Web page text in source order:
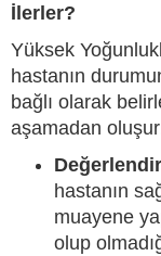
İlerler?
Yüksek
hastanın
bağlı olarak
aşamadan
hastanın
muayene
olup